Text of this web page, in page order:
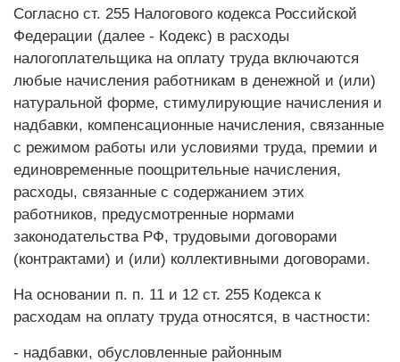
Согласно ст. 255 Налогового кодекса Российской
Федерации (далее - Кодекс) в расходы
налогоплательщика на оплату труда включаются
любые начисления работникам в денежной и (или)
натуральной форме, стимулирующие начисления и
надбавки, компенсационные начисления, связанные
с режимом работы или условиями труда, премии и
единовременные поощрительные начисления,
расходы, связанные с содержанием этих
работников, предусмотренные нормами
законодательства РФ, трудовыми договорами
(контрактами) и (или) коллективными договорами.
На основании п. п. 11 и 12 ст. 255 Кодекса к
расходам на оплату труда относятся, в частности:
- надбавки, обусловленные районным